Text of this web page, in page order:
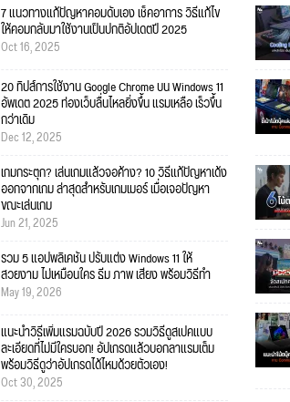
7 แนวทางแก้ปัญหาคอมดับเอง เช็คอาการ วิธีแก้ไข
ให้คอมกลับมาใช้งานเป็นปกติอัปเดตปี 2025
Oct 16, 2025
20 ทิปส์การใช้งาน Google Chrome บน Windows 11
อัพเดต 2025 ท่องเว็บลื่นไหลยิ่งขึ้น แรมเหลือ เร็วขึ้น
กว่าเดิม
Dec 12, 2025
เกมกระตุก? เล่นเกมแล้วจอค้าง? 10 วิธีแก้ปัญหาเด้ง
ออกจากเกม ล่าสุดสำหรับเกมเมอร์ เมื่อเจอปัญหา
ขณะเล่นเกม
Jun 21, 2025
รวม 5 แอปพลิเคชัน ปรับแต่ง Windows 11 ให้
สวยงาม ไม่เหมือนใคร ธีม ภาพ เสียง พร้อมวิธีทำ
May 19, 2026
แนะนำวิธีเพิ่มแรมฉบับปี 2026 รวมวิธีดูสเปคแบบ
ละเอียดที่ไม่มีใครบอก! อัปเกรดแล้วบอกลาแรมเต็ม
พร้อมวิธีดูว่าอัปเกรดได้ไหมด้วยตัวเอง!
Oct 30, 2025